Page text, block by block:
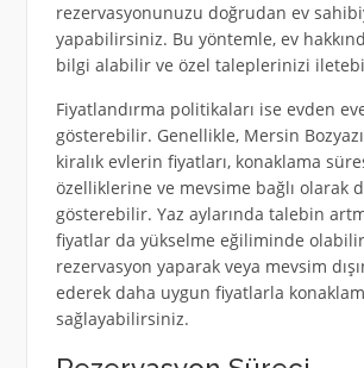
rezervasyonunuzu doğrudan ev
yapabilirsiniz. Bu yöntemle, ev
bilgi alabilir ve özel taleplerinizi
Fiyatlandırma politikaları ise evden
gösterebilir. Genellikle, Mersin
kiralık evlerin fiyatları, konaklama
özelliklerine ve mevsime bağlı olarak
gösterebilir. Yaz aylarında talebin
fiyatlar da yükselme eğiliminde
rezervasyon yaparak veya mevsim
ederek daha uygun fiyatlarla
sağlayabilirsiniz.